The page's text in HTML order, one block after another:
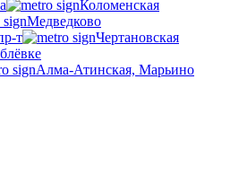
Коломенская
Медведково
т
Чертановская
Алма-Атинская, Марьино